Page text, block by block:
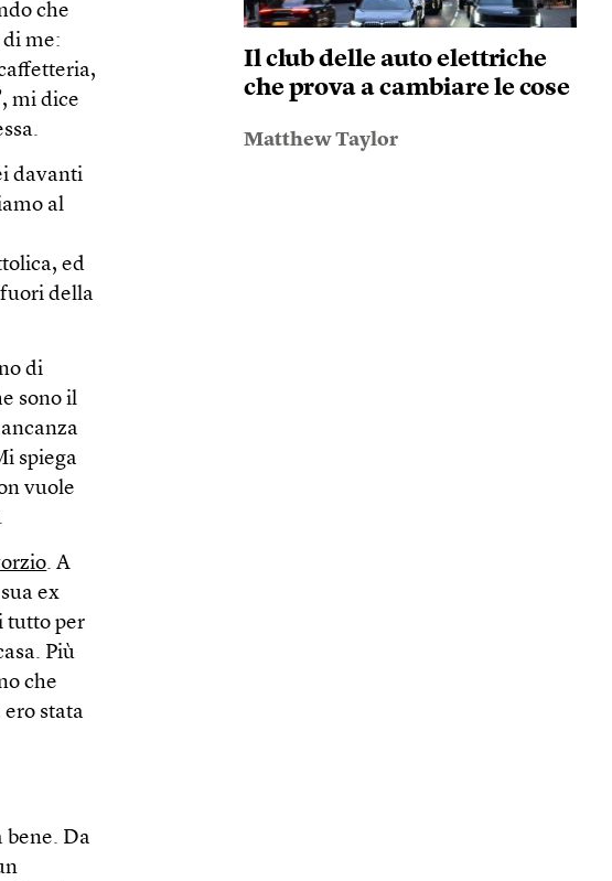
che
di me:
mi dice
davanti
al
ed
della
di
sono il
spiega
vuole
. A
ex
tutto per
Più
che
stata
bene. Da
Il club delle auto elettriche
che prova a cambiare le cose
Matthew Taylor